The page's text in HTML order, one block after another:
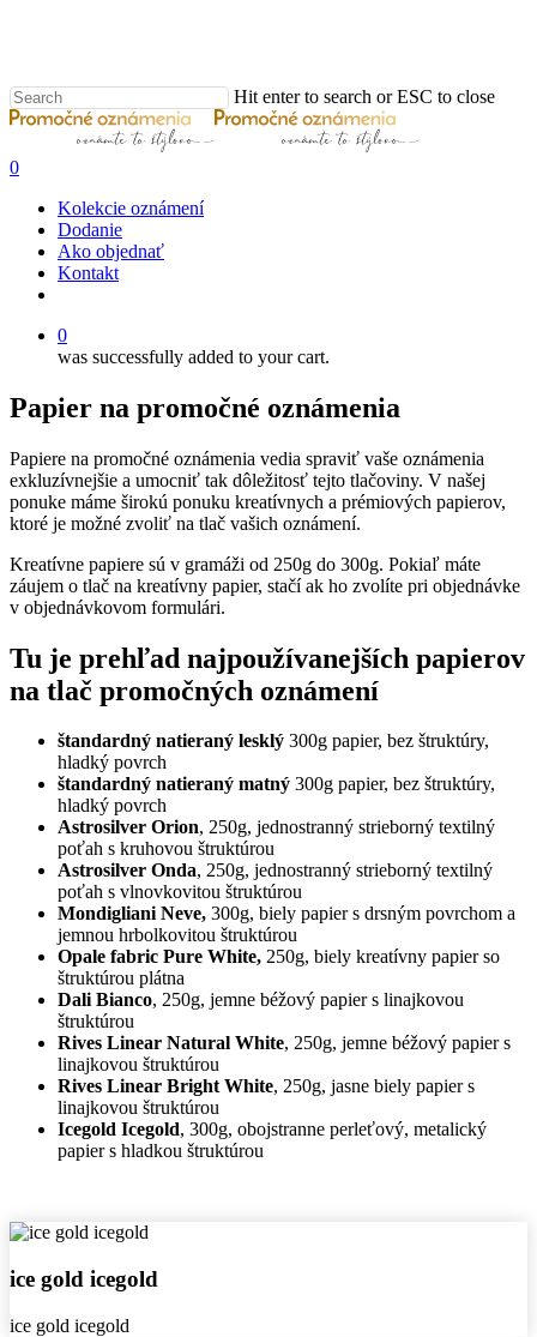
content
Hit enter to search or ESC to close
Close
0
Kolekcie oznámení
Dodanie
Ako objednať
Kontakt
0
was successfully added to your cart.
Papier na promočné oznámenia
Papiere na promočné oznámenia vedia spraviť vaše oznámenia
exkluzívnejšie a umocniť tak dôležitosť tejto tlačoviny. V našej
ponuke máme širokú ponuku kreatívnych a prémiových papierov,
ktoré je možné zvoliť na tlač vašich oznámení.
Kreatívne papiere sú v gramáži od 250g do 300g. Pokiaľ máte
záujem o tlač na kreatívny papier, stačí ak ho zvolíte pri objednávke
v objednávkovom formulári.
Tu je prehľad najpoužívanejších papierov
na tlač promočných oznámení
štandardný natieraný lesklý 300g papier, bez štruktúry,
hladký povrch
štandardný natieraný matný 300g papier, bez štruktúry,
hladký povrch
Astrosilver Orion, 250g, jednostranný strieborný textilný
poťah s kruhovou štruktúrou
Astrosilver Onda, 250g, jednostranný strieborný textilný
poťah s vlnovkovitou štruktúrou
Mondigliani Neve, 300g, biely papier s drsným povrchom a
jemnou hrbolkovitou štruktúrou
Opale fabric Pure White, 250g, biely kreatívny papier so
štruktúrou plátna
Dali Bianco, 250g, jemne béžový papier s linajkovou
štruktúrou
Rives Linear Natural White, 250g, jemne béžový papier s
linajkovou štruktúrou
Rives Linear Bright White, 250g, jasne biely papier s
linajkovou štruktúrou
Icegold Icegold, 300g, obojstranne perleťový, metalický
papier s hladkou štruktúrou
ice
gold
icegold
ice gold icegold
ice gold icegold